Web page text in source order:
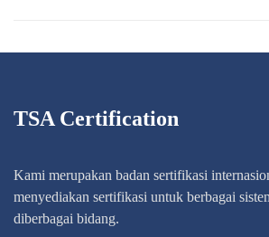
TSA Certification
Kami merupakan badan sertifikasi
menyediakan sertifikasi untuk berbagai
diberbagai bidang.